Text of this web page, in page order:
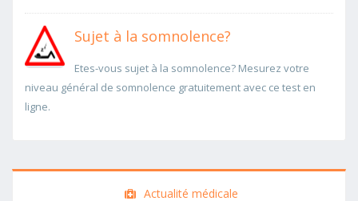
Sujet à la somnolence?
Etes-vous sujet à la somnolence? Mesurez votre
niveau général de somnolence gratuitement avec ce test en
ligne.
Actualité médicale